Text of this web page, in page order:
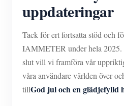
IAMMETER Simulator
Virtuell mätare
Ansökningar
Lagra
uppdateringar
Tack för ert fortsatta stöd och
IAMMETER under hela 2025.
slut vill vi framföra vår
våra användare världen över
tillGod jul och en glädjefylld